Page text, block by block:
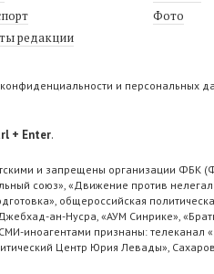
редакции
Фото
и персональных
+ Enter.
и запрещены организации ФБК
союз», «Движение против
общероссийская
ан-Нусра, «АУМ Синрике»,
иноагентами признаны:
Центр Юрия Левады»,